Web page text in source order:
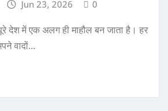
Jun 23, 2026 0
देश में एक अलग ही माहौल बन जाता है। हर
वादों…